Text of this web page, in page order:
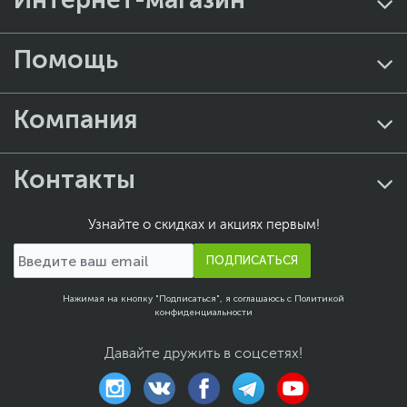
Помощь
Компания
Контакты
Узнайте о скидках и акциях первым!
ПОДПИСАТЬСЯ
Нажимая на кнопку "Подписаться", я соглашаюсь с Политикой
конфиденциальности
Давайте дружить в соцсетях!